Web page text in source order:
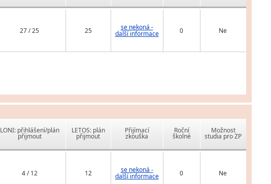
27 / 25 25 se nekoná -
další informace 0 Ne
LONI: přihlášení/plán
přijmout
LETOS: plán
přijmout
Přijímací
zkouška
Roční
školné
Možnost
studia pro ZP
4 / 12 12 se nekoná -
další informace 0 Ne